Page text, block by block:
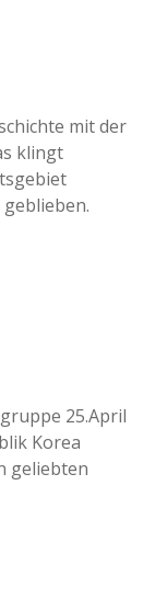
mit der
klingt
25.April
Korea
geliebten